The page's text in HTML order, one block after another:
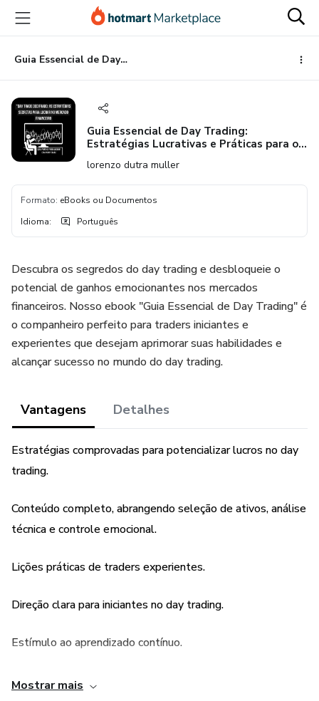
para
conteúdo
principal
para
pagamento
para
rodapé
Guia Essencial de Day Trading: Estratégias Lucrativas e Práticas para o Sucesso
Guia Essencial de Day Trading:
Estratégias Lucrativas e Práticas para o
lorenzo dutra muller
Formato: eBooks ou Documentos
Idioma: Português
Descubra os segredos do day trading e desbloqueie o
potencial de ganhos emocionantes nos mercados
financeiros. Nosso ebook "Guia Essencial de Day Trading" é
o companheiro perfeito para traders iniciantes e
experientes que desejam aprimorar suas habilidades e
alcançar sucesso no mundo do day trading.
Vantagens Detalhes
Estratégias comprovadas para potencializar lucros no day
trading.
Conteúdo completo, abrangendo seleção de ativos, análise
técnica e controle emocional.
Lições práticas de traders experientes.
Direção clara para iniciantes no day trading.
Estímulo ao aprendizado contínuo.
Potencial para ganhos financeiros significativos.
Mostrar mais